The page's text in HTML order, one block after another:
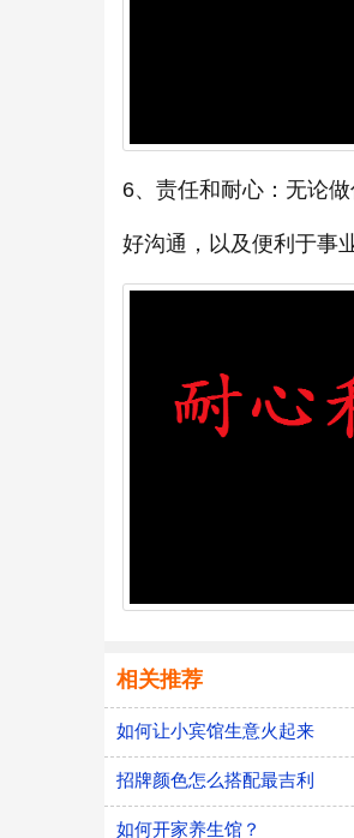
6、责任和耐心：无论
好沟通，以及便利于事
相关推荐
如何让小宾馆生意火起来
招牌颜色怎么搭配最吉利
如何开家养生馆？